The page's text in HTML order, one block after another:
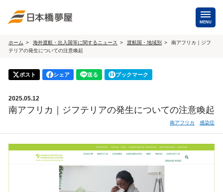
MENU
海外航空券
商用・就労ビザ
ホテル・専用車・
通訳・ガイド
保険・Wi-Fiレンタル
ホテル・会議室
ホーム 海外渡航・出入国等に関するニュース 渡航国・地域別
南アフリカ｜ジフ
テリアの発生についての注意喚起
ポスト シェア 送る ブックマーク
2025.05.12
南アフリカ｜ジフテリアの発生についての注意喚起
南アフリカ 感染症